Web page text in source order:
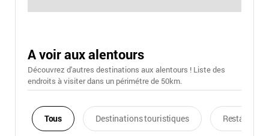
A voir aux alentours
Découvrez d'autres destinations aux alentours ! Liste des
endroits à visiter dans un périmétre de 50km.
Tous Destinations touristiques Restaurants